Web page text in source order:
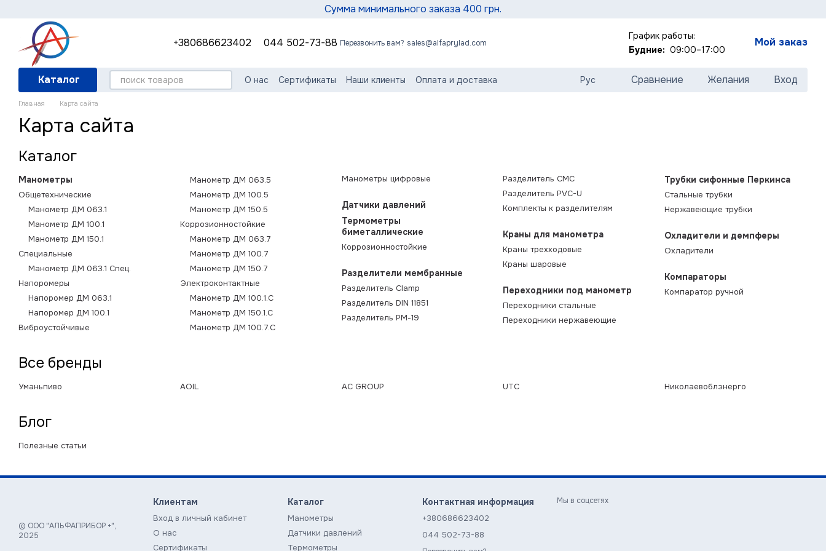
Сумма минимального заказа 400 грн.
+380686623402 044 502-73-88 Перезвонить вам? sales@alfaprylad.com
График работы:
Будние: 09:00–17:00
Мой заказ
Каталог О нас Сертификаты Наши клиенты
Оплата и доставка
Рус Сравнение Желания Вход
Главная Карта сайта
Карта сайта
Каталог
Манометры
Общетехнические
Манометр ДМ 063.1
Манометр ДМ 100.1
Манометр ДМ 150.1
Специальные
Манометр ДМ 063.1 Спец.
Напоромеры
Напоромер ДМ 063.1
Напоромер ДМ 100.1
Виброустойчивые
Манометр ДМ 063.5
Манометр ДМ 100.5
Манометр ДМ 150.5
Коррозионностойкие
Манометр ДМ 063.7
Манометр ДМ 100.7
Манометр ДМ 150.7
Электроконтактные
Манометр ДМ 100.1.С
Манометр ДМ 150.1.С
Манометр ДМ 100.7.С
Манометры цифровые
Датчики давлений
Термометры
биметаллические
Коррозионностойкие
Разделители мембранные
Разделитель Clamp
Разделитель DIN 11851
Разделитель РМ-19
Разделитель СМС
Разделитель PVC-U
Комплекты к разделителям
Краны для манометра
Краны трехходовые
Краны шаровые
Переходники под манометр
Переходники стальные
Переходники нержавеющие
Трубки сифонные Перкинса
Стальные трубки
Нержавеющие трубки
Охладители и демпферы
Охладители
Компараторы
Компаратор ручной
Все бренды
Уманьпиво AOIL AC GROUP UTC Николаевоблэнерго
Блог
Полезные статьи
© ООО "АЛЬФАПРИБОР +",
2025
Клиентам
Вход в личный кабинет
О нас
Сертификаты
Каталог
Манометры
Датчики давлений
Термометры
Контактная информация
+380686623402
044 502-73-88
Мы в соцсетях